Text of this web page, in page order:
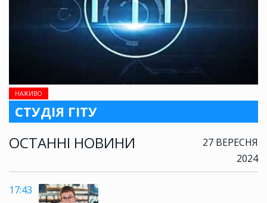
НАЖИВО
СТУДІЯ ГІТУ
ОСТАННІ НОВИНИ
27 ВЕРЕСНЯ
2024
17:43